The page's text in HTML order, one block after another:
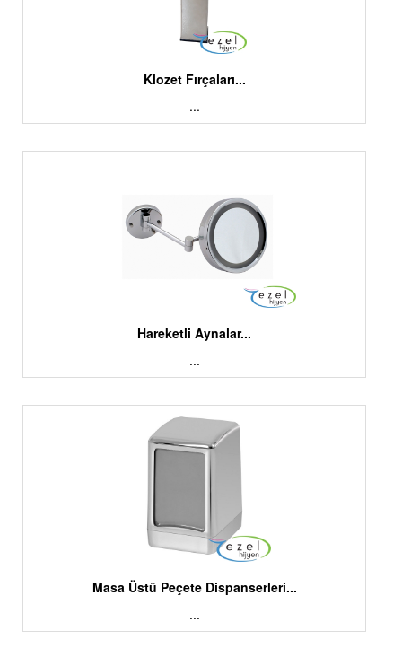
Klozet Fırçaları...
...
Hareketli Aynalar...
...
Masa Üstü Peçete Dispanserleri...
...